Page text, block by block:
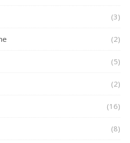
(3)
(2)
(5)
(2)
(16)
(8)